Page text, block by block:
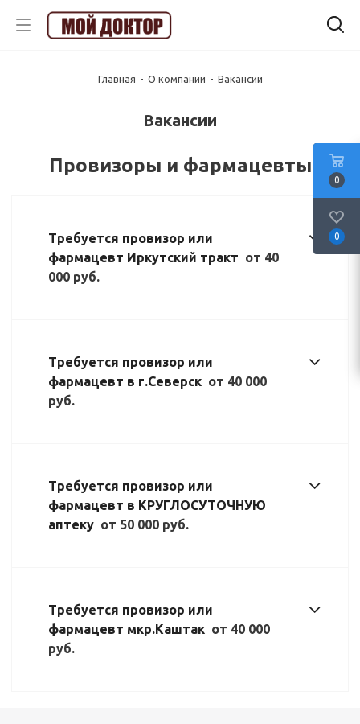
Главная - О компании - Вакансии
Вакансии
Провизоры и фармацевты
Требуется провизор или
фармацевт Иркутский тракт от 40
000 руб.
Требуется провизор или
фармацевт в г.Северск от 40 000
руб.
Требуется провизор или
фармацевт в КРУГЛОСУТОЧНУЮ
аптеку от 50 000 руб.
Требуется провизор или
фармацевт мкр.Каштак от 40 000
руб.
0
0